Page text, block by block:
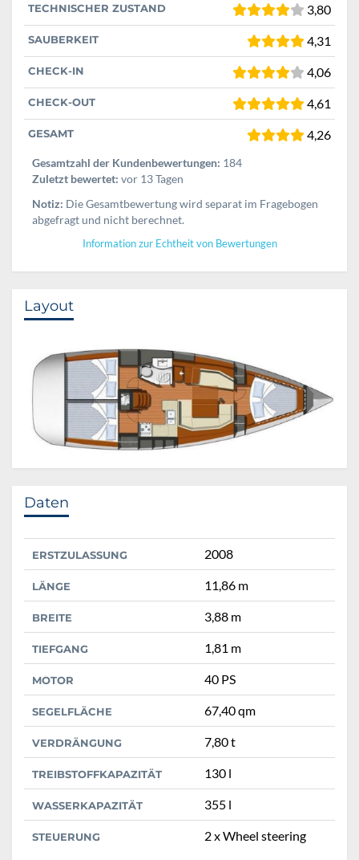
TECHNISCHER ZUSTAND 3,80
SAUBERKEIT 4,31
CHECK-IN 4,06
CHECK-OUT 4,61
GESAMT 4,26
Gesamtzahl der Kundenbewertungen: 184
Zuletzt bewertet: vor 13 Tagen
Notiz: Die Gesamtbewertung wird separat im Fragebogen
abgefragt und nicht berechnet.
Information zur Echtheit von Bewertungen
Layout
Daten
ERSTZULASSUNG 2008
LÄNGE 11,86 m
BREITE 3,88 m
TIEFGANG 1,81 m
MOTOR 40 PS
SEGELFLÄCHE 67,40 qm
VERDRÄNGUNG 7,80 t
TREIBSTOFFKAPAZITÄT 130 l
WASSERKAPAZITÄT 355 l
STEUERUNG 2 x Wheel steering